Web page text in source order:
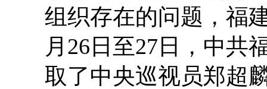
组织存在的问题，福
月26日至27日，中共
取了中央巡视员郑超